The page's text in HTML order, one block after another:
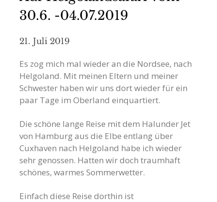
30.6. -04.07.2019
21. Juli 2019
Es zog mich mal wieder an die Nordsee, nach
Helgoland. Mit meinen Eltern und meiner
Schwester haben wir uns dort wieder für ein
paar Tage im Oberland einquartiert.
Die schöne lange Reise mit dem Halunder Jet
von Hamburg aus die Elbe entlang über
Cuxhaven nach Helgoland habe ich wieder
sehr genossen. Hatten wir doch traumhaft
schönes, warmes Sommerwetter.
Einfach diese Reise dorthin ist